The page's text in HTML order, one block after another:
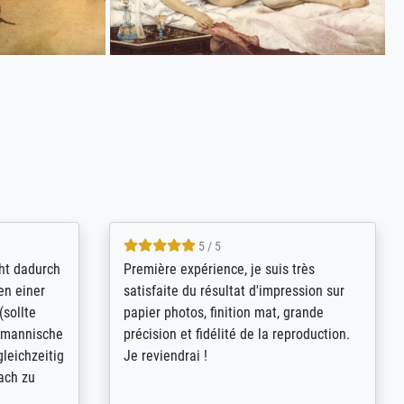
sich
(ein
-
4.8 / 5
Qualité absolument irréprochable.
Extraordinaire diversité des thèmes
abordés et personnalisation des
demandes (recadrage, réajustement des
couleurs). Relation clientèle parfaite.